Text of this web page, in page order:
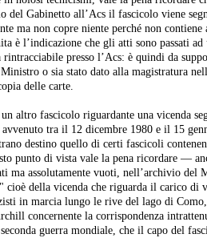
del Gabinetto all’Acs il fascicolo viene
ma non copre niente perché non
è l’indicazione che gli atti sono passati
presso l’Acs: è quindi da
o sia stato dato alla magistratura
delle carte.
un altro fascicolo riguardante una vicenda
tra il 12 dicembre 1980 e il 15
destino quello di certi fascicoli
punto di vista vale la pena ricordare —
ma assolutamente vuoti, nell’archivio del
cioè della vicenda che riguarda il carico di
in marcia lungo le rive del lago di
concernente la corrispondenza
guerra mondiale, che il capo del